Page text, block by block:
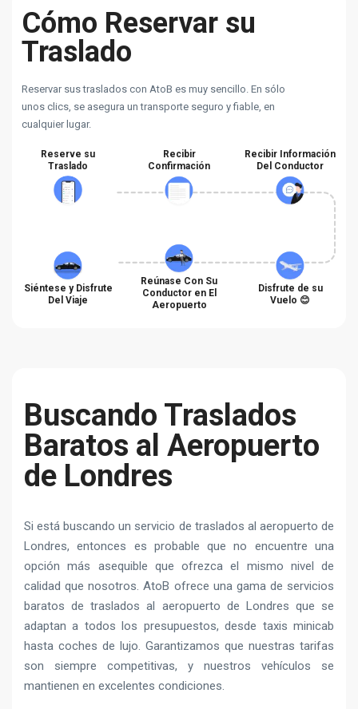
Cómo Reservar su
Traslado
Reservar sus traslados con AtoB es muy sencillo. En sólo
unos clics, se asegura un transporte seguro y fiable, en
cualquier lugar.
Reserve su
Traslado
Recibir
Confirmación
Recibir Información
Del Conductor
Siéntese y Disfrute
Del Viaje
Reúnase Con Su
Conductor en El
Aeropuerto
Disfrute de su
Vuelo 😊
Buscando Traslados
Baratos al Aeropuerto
de Londres
Si está buscando un servicio de traslados al aeropuerto de
Londres, entonces es probable que no encuentre una
opción más asequible que ofrezca el mismo nivel de
calidad que nosotros. AtoB ofrece una gama de servicios
baratos de traslados al aeropuerto de Londres que se
adaptan a todos los presupuestos, desde taxis minicab
hasta coches de lujo. Garantizamos que nuestras tarifas
son siempre competitivas, y nuestros vehículos se
mantienen en excelentes condiciones.